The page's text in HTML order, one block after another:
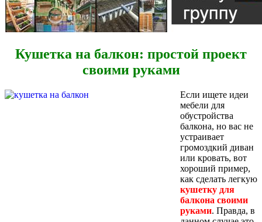
Кушетка на балкон: простой проект
своими руками
Если ищете идеи
мебели для
обустройства
балкона, но вас не
устраивает
громоздкий диван
или кровать, вот
хороший пример,
как сделать легкую
кушетку для
балкона своими
руками. Правда, в